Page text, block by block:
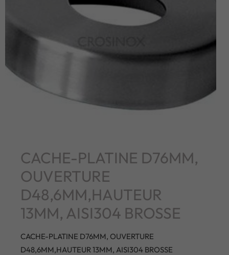
CACHE-PLATINE D76MM,
OUVERTURE
D48,6MM,HAUTEUR
13MM, AISI304 BROSSE
CACHE-PLATINE D76MM, OUVERTURE
D48,6MM,HAUTEUR 13MM, AISI304 BROSSE